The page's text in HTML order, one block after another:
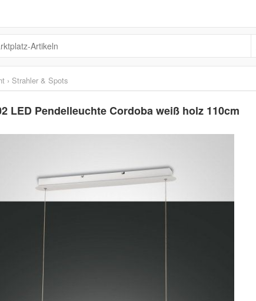
› Strahler & Spots
LED Pendelleuchte Cordoba weiß holz 110cm